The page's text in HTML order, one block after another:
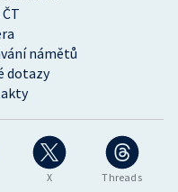
X Threads
námětů
dotazy